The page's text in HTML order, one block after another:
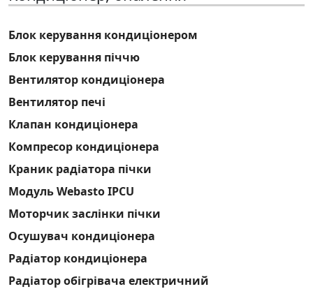
Блок керування кондиціонером
Блок керування піччю
Вентилятор кондиціонера
Вентилятор печі
Клапан кондиціонера
Компресор кондиціонера
Краник радіатора пічки
Модуль Webasto IPCU
Моторчик заслінки пічки
Осушувач кондиціонера
Радіатор кондиціонера
Радіатор обігрівача електричний